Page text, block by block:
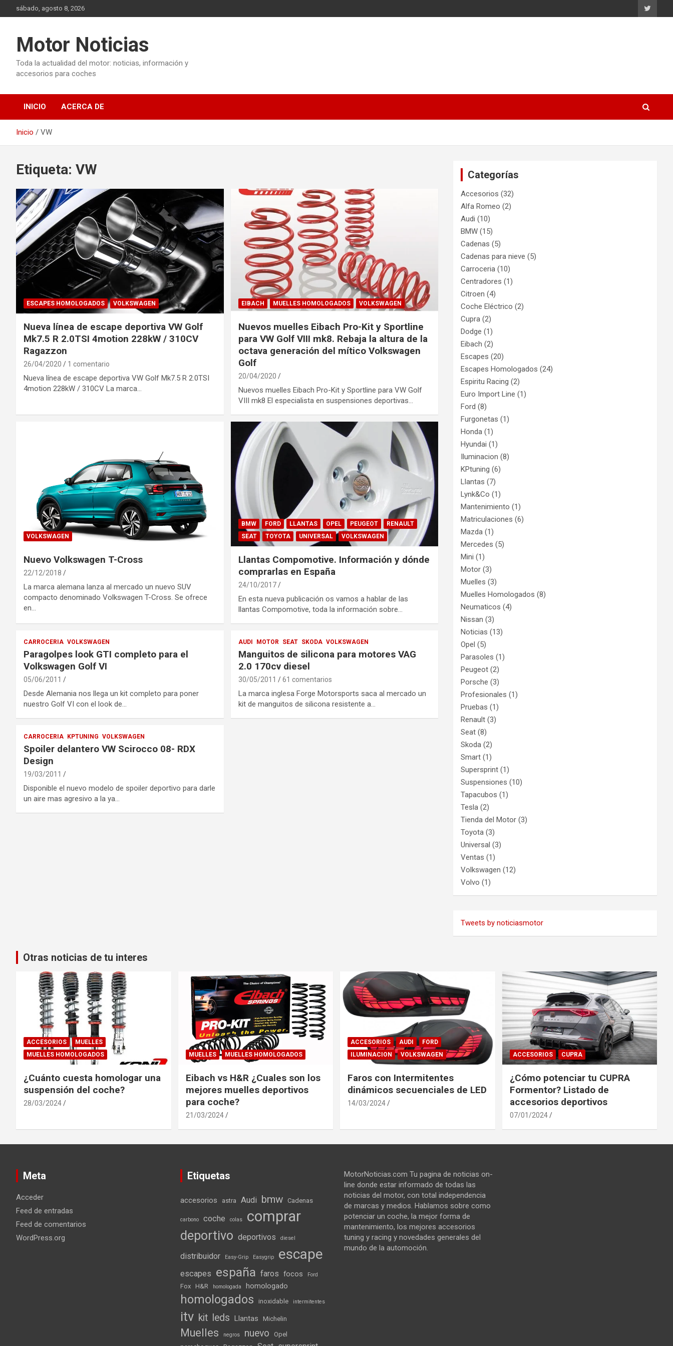
al
sábado, agosto 8, 2026
Motor Noticias
Toda la actualidad del motor: noticias, información y
accesorios para coches
INICIO ACERCA DE
Inicio VW
Etiqueta: VW
ESCAPES HOMOLOGADOS VOLKSWAGEN
Nueva línea de escape deportiva VW Golf
Mk7.5 R 2.0TSI 4motion 228kW / 310CV
Ragazzon
26/04/2020 1 comentario
Nueva línea de escape deportiva VW Golf Mk7.5 R 2.0TSI
4motion 228kW / 310CV La marca…
EIBACH MUELLES HOMOLOGADOS VOLKSWAGEN
Nuevos muelles Eibach Pro-Kit y Sportline
para VW Golf VIII mk8. Rebaja la altura de la
octava generación del mítico Volkswagen
Golf
20/04/2020
Nuevos muelles Eibach Pro-Kit y Sportline para VW Golf
VIII mk8 El especialista en suspensiones deportivas…
VOLKSWAGEN
Nuevo Volkswagen T-Cross
22/12/2018
La marca alemana lanza al mercado un nuevo SUV
compacto denominado Volkswagen T-Cross. Se ofrece
en…
BMW FORD LLANTAS OPEL PEUGEOT
RENAULT
SEAT
TOYOTA UNIVERSAL VOLKSWAGEN
Llantas Compomotive. Información y dónde
comprarlas en España
24/10/2017
En esta nueva publicación os vamos a hablar de las
llantas Compomotive, toda la información sobre…
CARROCERIA VOLKSWAGEN
Paragolpes look GTI completo para el
Volkswagen Golf VI
05/06/2011
Desde Alemania nos llega un kit completo para poner
nuestro Golf VI con el look de…
AUDI MOTOR SEAT SKODA VOLKSWAGEN
Manguitos de silicona para motores VAG
2.0 170cv diesel
30/05/2011 61 comentarios
La marca inglesa Forge Motorsports saca al mercado un
kit de manguitos de silicona resistente a…
CARROCERIA KPTUNING VOLKSWAGEN
Spoiler delantero VW Scirocco 08- RDX
Design
19/03/2011
Disponible el nuevo modelo de spoiler deportivo para darle
un aire mas agresivo a la ya…
Categorías
Accesorios (32)
Alfa Romeo (2)
Audi (10)
BMW (15)
Cadenas (5)
Cadenas para nieve (5)
Carroceria (10)
Centradores (1)
Citroen (4)
Coche Eléctrico (2)
Cupra (2)
Dodge (1)
Eibach (2)
Escapes (20)
Escapes Homologados (24)
Espiritu Racing (2)
Euro Import Line (1)
Ford (8)
Furgonetas (1)
Honda (1)
Hyundai (1)
Iluminacion (8)
KPtuning (6)
Llantas (7)
Lynk&Co (1)
Mantenimiento (1)
Matriculaciones (6)
Mazda (1)
Mercedes (5)
Mini (1)
Motor (3)
Muelles (3)
Muelles Homologados (8)
Neumaticos (4)
Nissan (3)
Noticias (13)
Opel (5)
Parasoles (1)
Peugeot (2)
Porsche (3)
Profesionales (1)
Pruebas (1)
Renault (3)
Seat (8)
Skoda (2)
Smart (1)
Supersprint (1)
Suspensiones (10)
Tapacubos (1)
Tesla (2)
Tienda del Motor (3)
Toyota (3)
Universal (3)
Ventas (1)
Volkswagen (12)
Volvo (1)
Tweets by noticiasmotor
Otras noticias de tu interes
ACCESORIOS
MUELLES
MUELLES HOMOLOGADOS
¿Cuánto cuesta homologar una
suspensión del coche?
28/03/2024
MUELLES MUELLES HOMOLOGADOS
Eibach vs H&R ¿Cuales son los
mejores muelles deportivos
para coche?
21/03/2024
ACCESORIOS AUDI
FORD
ILUMINACION
VOLKSWAGEN
Faros con Intermitentes
dinámicos secuenciales de LED
14/03/2024
ACCESORIOS CUPRA
¿Cómo potenciar tu CUPRA
Formentor? Listado de
accesorios deportivos
07/01/2024
Meta
Acceder
Feed de entradas
Feed de comentarios
WordPress.org
Etiquetas
accesorios astra Audi bmw Cadenas
carbono coche colas comprar
deportivo deportivos diesel
distribuidor Easy-Grip Easygrip escape
escapes españa faros focos Ford
Fox H&R homologada homologado
homologados inoxidable intermitentes
itv kit leds Llantas Michelin
Muelles negros nuevo
Opel
MotorNoticias.com Tu pagina de noticias on-
line donde estar informado de todas las
noticias del motor, con total independencia
de marcas y medios. Hablamos sobre como
potenciar un coche, la mejor forma de
mantenimiento, los mejores accesorios
tuning y racing y novedades generales del
mundo de la automoción.